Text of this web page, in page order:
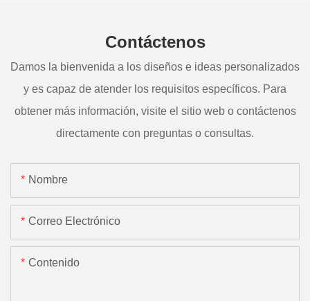
Contáctenos
Damos la bienvenida a los diseños e ideas personalizados
y es capaz de atender los requisitos específicos. Para
obtener más información, visite el sitio web o contáctenos
directamente con preguntas o consultas.
Nombre
Correo Electrónico
Contenido